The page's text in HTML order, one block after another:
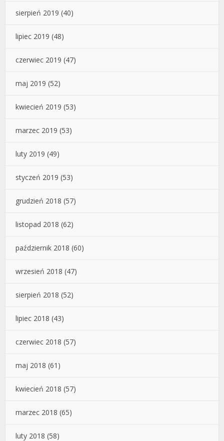
sierpień 2019 (40)
lipiec 2019 (48)
czerwiec 2019 (47)
maj 2019 (52)
kwiecień 2019 (53)
marzec 2019 (53)
luty 2019 (49)
styczeń 2019 (53)
grudzień 2018 (57)
listopad 2018 (62)
październik 2018 (60)
wrzesień 2018 (47)
sierpień 2018 (52)
lipiec 2018 (43)
czerwiec 2018 (57)
maj 2018 (61)
kwiecień 2018 (57)
marzec 2018 (65)
luty 2018 (58)